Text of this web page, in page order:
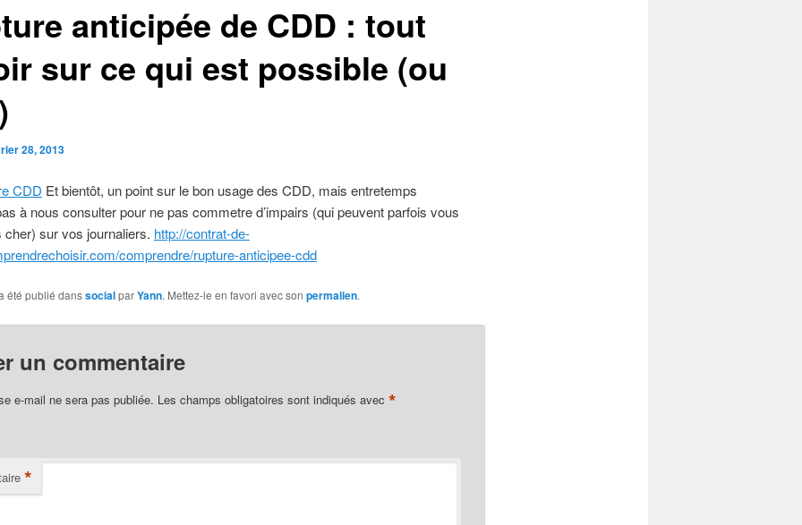
anticipée de CDD : tout
sur ce qui est possible (ou
28, 2013
CDD Et bientôt, un point sur le bon usage des CDD, mais entretemps
à nous consulter pour ne pas commetre d’impairs (qui peuvent parfois vous
cher) sur vos journaliers. http://contrat-de-
comprendre/rupture-anticipee-cdd
été publié danssocialparYann. Mettez-le en favori avec son permalien.
un commentaire
e-mail ne sera pas publiée. Les champs obligatoires sont indiqués avec *
*